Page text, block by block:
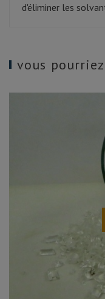
d'éliminer les
vous